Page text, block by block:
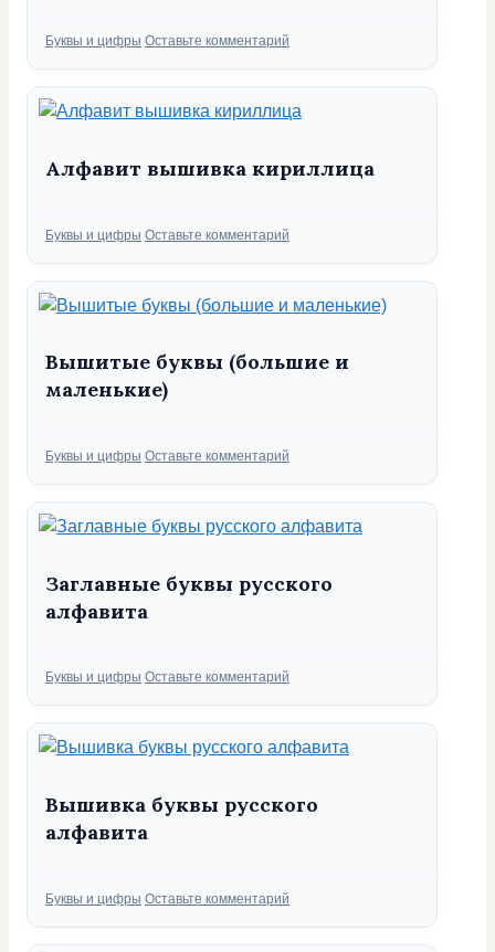
Рубрики
Буквы и цифры Оставьте комментарий
Алфавит вышивка кириллица
Рубрики
Буквы и цифры Оставьте комментарий
Вышитые буквы (большие и
маленькие)
Рубрики
Буквы и цифры Оставьте комментарий
Заглавные буквы русского
алфавита
Рубрики
Буквы и цифры Оставьте комментарий
Вышивка буквы русского
алфавита
Рубрики
Буквы и цифры Оставьте комментарий